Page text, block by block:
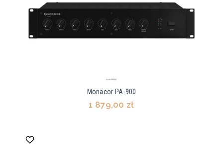
Monacor PA-900
1 879,00 zł